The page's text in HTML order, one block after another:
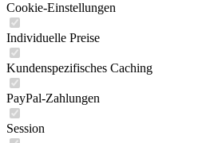
Cookie-Einstellungen
Individuelle Preise
Kundenspezifisches Caching
PayPal-Zahlungen
Session